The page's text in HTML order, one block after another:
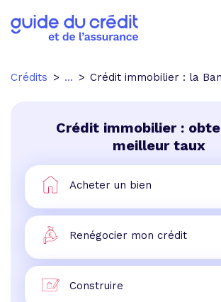
Crédits ... Crédit immobilier : la Banque de France et le
Crédit immobilier :
meilleur taux
Acheter un bien
Renégocier mon crédit
Construire